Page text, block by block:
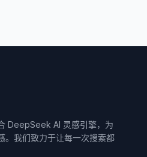
DeepSeek AI 灵感引擎，为
。我们致力于让每一次搜索都